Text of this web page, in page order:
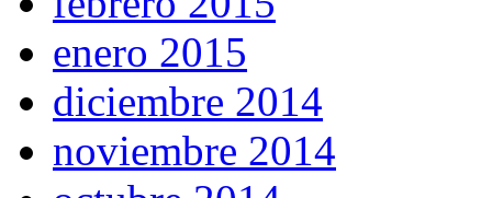
enero 2015
diciembre 2014
noviembre 2014